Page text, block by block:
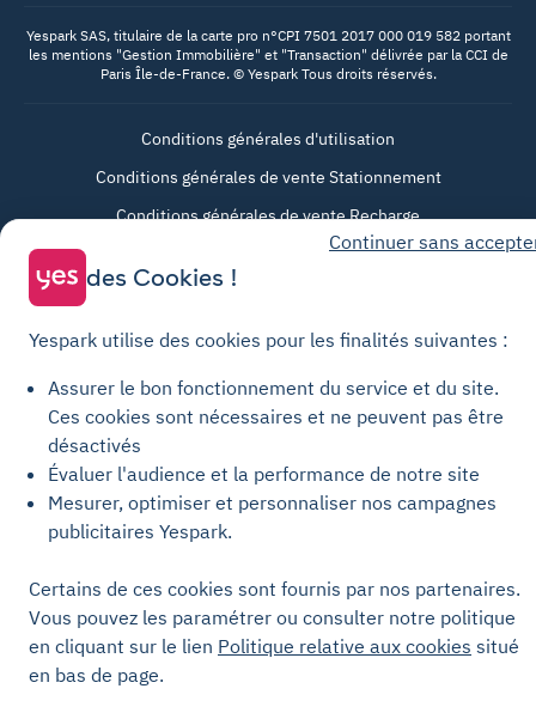
Yespark SAS, titulaire de la carte pro n°CPI 7501 2017 000 019 582 portant
les mentions "Gestion Immobilière" et "Transaction" délivrée par la CCI de
Paris Île-de-France. © Yespark Tous droits réservés.
Conditions générales d'utilisation
Conditions générales de vente Stationnement
Conditions générales de vente Recharge
Politique de confidentialité
Politique relative aux cookies
Charte de transparence
Continuer sans
des Cookies !
Yespark utilise des cookies pour les finalités suivantes :
Assurer le bon fonctionnement du service et du site.
Ces cookies sont nécessaires et ne peuvent pas être
désactivés
Évaluer l'audience et la performance de notre site
Mesurer, optimiser et personnaliser nos campagnes
publicitaires Yespark.
Certains de ces cookies sont fournis par nos partenaires.
Vous pouvez les paramétrer ou consulter notre politique
en cliquant sur le lien Politique relative aux cookies situé
en bas de page.